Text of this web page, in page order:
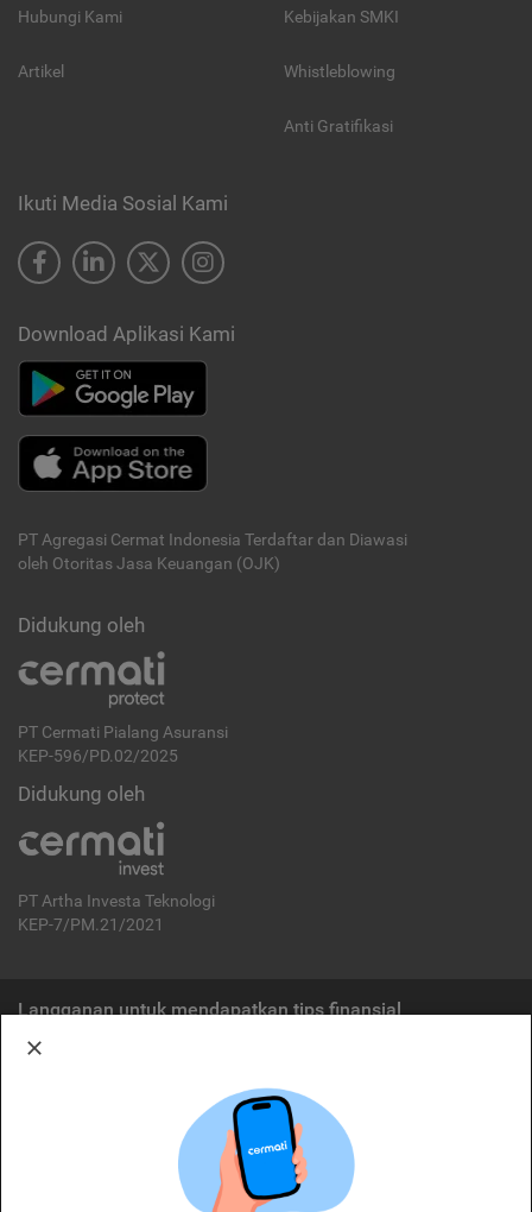
Hubungi Kami
Artikel
Kebijakan SMKI
Whistleblowing
Anti Gratifikasi
Ikuti Media Sosial Kami
Download Aplikasi Kami
PT Agregasi Cermat Indonesia Terdaftar dan Diawasi
oleh Otoritas Jasa Keuangan (OJK)
Didukung oleh
PT Cermati Pialang Asuransi
KEP-596/PD.02/2025
Didukung oleh
PT Artha Investa Teknologi
KEP-7/PM.21/2021
Langganan untuk mendapatkan tips finansial
Cermati merupakan penyelenggara agregasi jasa keuangan yang terdaftar di
OJK. Oleh karena itu, produk dan/atau layanan jasa keuangan yang
ditawarkan bukan merupakan produk dan/atau layanan jasa keuangan yang
diterbitkan oleh Cermati dan Cermati tidak bertanggung jawab atas tuntutan